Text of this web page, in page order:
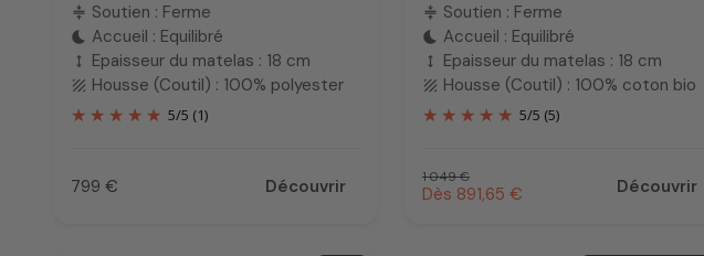
compress Soutien : Ferme
bedtime Accueil : Equilibré
height Epaisseur du matelas : 18 cm
texture Housse (Coutil) : 100% polyester
5/5 (1)
Prix
799 € Découvrir
compress Soutien : Ferme
bedtime Accueil : Equilibré
height Epaisseur du matelas : 18 cm
texture Housse (Coutil) : 100% coton bio
5/5 (5)
Prix habituel
1 049 €
Prix promotionnel
Dès 891,65 € Découvrir